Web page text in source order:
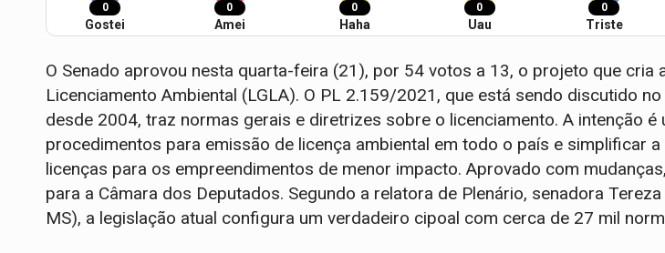
0
Gostei
0
Amei
0
Haha
0
Uau
0
Triste
O Senado aprovou nesta quarta-feira (21), por 54 votos a 13, o projeto que cria
Licenciamento Ambiental (LGLA). O PL 2.159/2021, que está sendo discutido
desde 2004, traz normas gerais e diretrizes sobre o licenciamento. A intenção é
procedimentos para emissão de licença ambiental em todo o país e simplificar
licenças para os empreendimentos de menor impacto. Aprovado com
para a Câmara dos Deputados. Segundo a relatora de Plenário, senadora
MS), a legislação atual configura um verdadeiro cipoal com cerca de 27 mil